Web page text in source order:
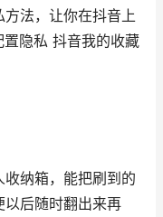
法，让你在抖音上
隐私 抖音我的收藏
纳箱，能把刷到的
以后随时翻出来再